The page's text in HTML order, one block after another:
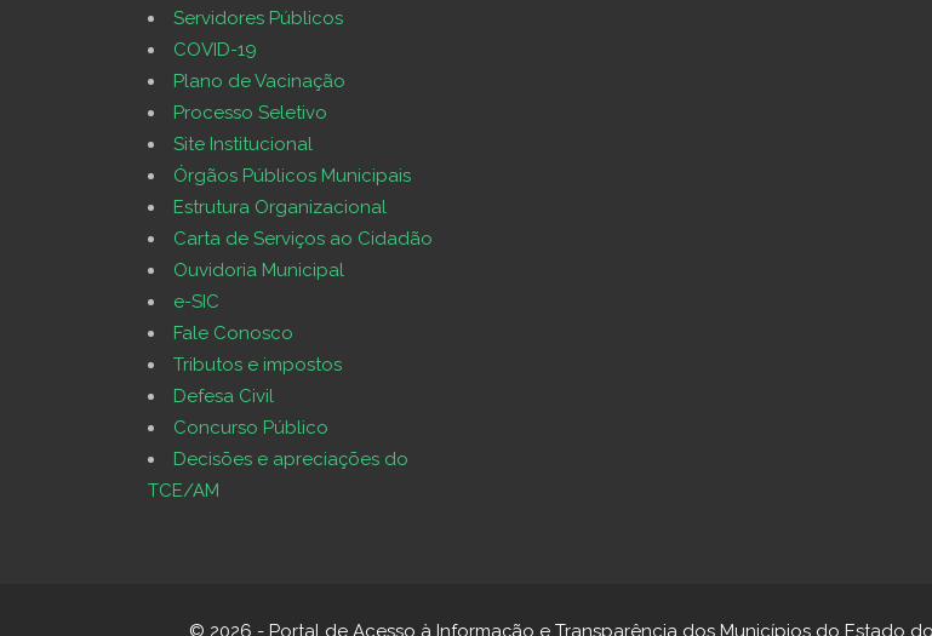
Servidores Públicos
COVID-19
Plano de Vacinação
Processo Seletivo
Site Institucional
Órgãos Públicos Municipais
Estrutura Organizacional
Carta de Serviços ao Cidadão
Ouvidoria Municipal
e-SIC
Fale Conosco
Tributos e impostos
Defesa Civil
Concurso Público
Decisões e apreciações do
TCE/AM
© 2026 - Portal de Acesso à Informação e Transparência dos Municípios do Estado